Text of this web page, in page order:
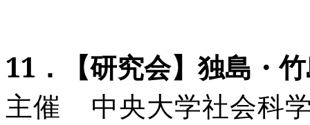
11 ． 【研究会】独島・
主催 中央大学社会科